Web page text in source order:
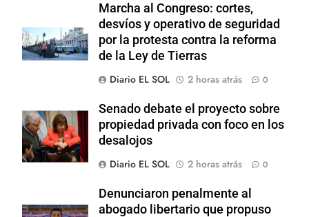
Marcha al Congreso: cortes,
desvíos y operativo de seguridad
por la protesta contra la reforma
de la Ley de Tierras
Diario EL SOL
2 horas atrás 0
Senado debate el proyecto sobre
propiedad privada con foco en los
desalojos
Diario EL SOL
2 horas atrás 0
Denunciaron penalmente al
abogado libertario que propuso